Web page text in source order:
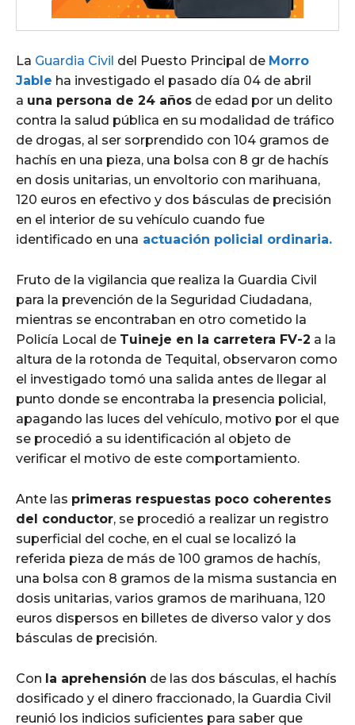
La Guardia Civil del Puesto Principal de Morro
Jable ha investigado el pasado día 04 de abril
a una persona de 24 años de edad por un delito
contra la salud pública en su modalidad de tráfico
de drogas, al ser sorprendido con 104 gramos de
hachís en una pieza, una bolsa con 8 gr de hachís
en dosis unitarias, un envoltorio con marihuana,
120 euros en efectivo y dos básculas de precisión
en el interior de su vehículo cuando fue
identificado en una actuación policial ordinaria.
Fruto de la vigilancia que realiza la Guardia Civil
para la prevención de la Seguridad Ciudadana,
mientras se encontraban en otro cometido la
Policía Local de Tuineje en la carretera FV-2 a la
altura de la rotonda de Tequital, observaron como
el investigado tomó una salida antes de llegar al
punto donde se encontraba la presencia policial,
apagando las luces del vehículo, motivo por el que
se procedió a su identificación al objeto de
verificar el motivo de este comportamiento.
Ante las primeras respuestas poco coherentes
del conductor, se procedió a realizar un registro
superficial del coche, en el cual se localizó la
referida pieza de más de 100 gramos de hachís,
una bolsa con 8 gramos de la misma sustancia en
dosis unitarias, varios gramos de marihuana, 120
euros dispersos en billetes de diverso valor y dos
básculas de precisión.
Con la aprehensión de las dos básculas, el hachís
dosificado y el dinero fraccionado, la Guardia Civil
reunió los indicios suficientes para saber que